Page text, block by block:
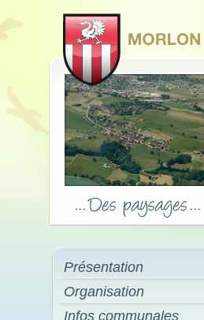
Présentation
Organisation
Infos communales